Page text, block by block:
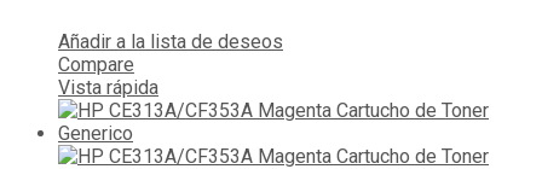
Añadir a la lista de deseos
Compare
Vista rápida